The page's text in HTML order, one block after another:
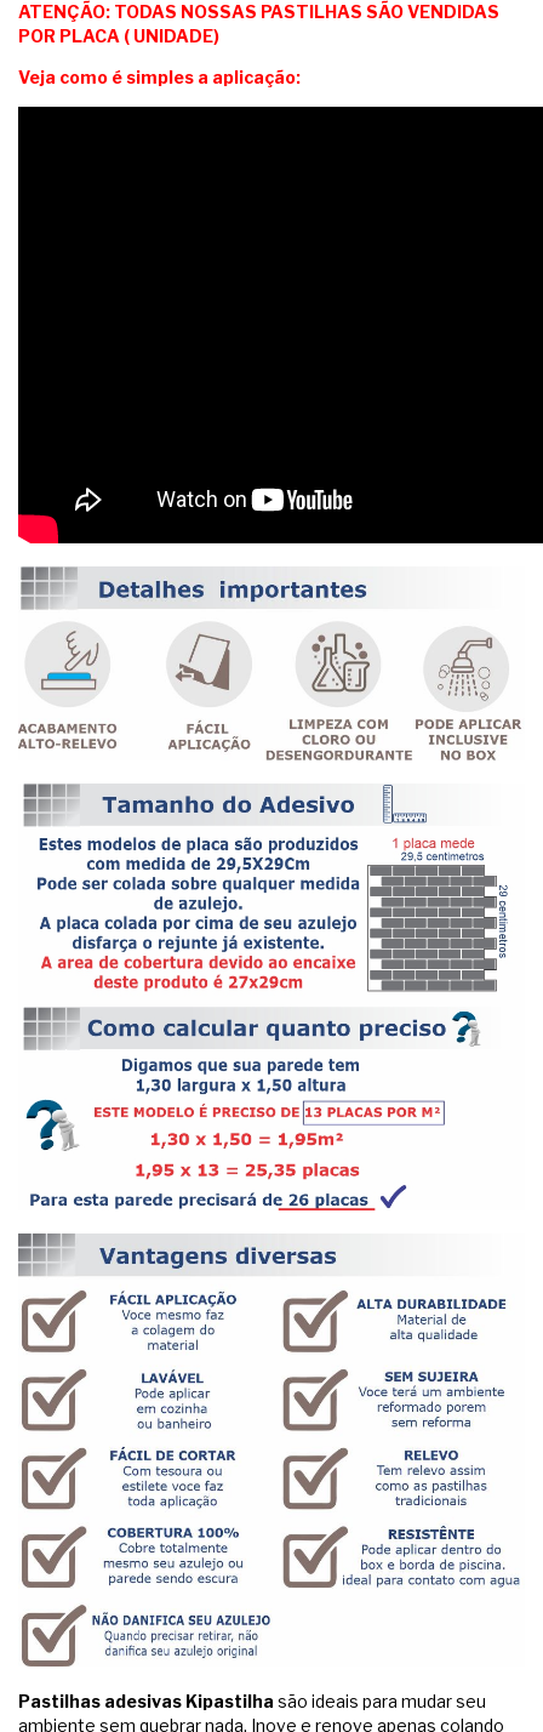
ATENÇÃO: TODAS NOSSAS PASTILHAS SÃO VENDIDAS
POR PLACA ( UNIDADE)
Veja como é simples a aplicação:
Pastilhas adesivas Kipastilha são ideais para mudar seu
ambiente sem quebrar nada. Inove e renove apenas colando